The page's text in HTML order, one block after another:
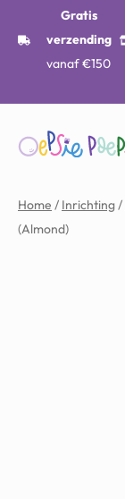
Gratis
verzending
vanaf €150
Home / Inrichting/
(Almond)